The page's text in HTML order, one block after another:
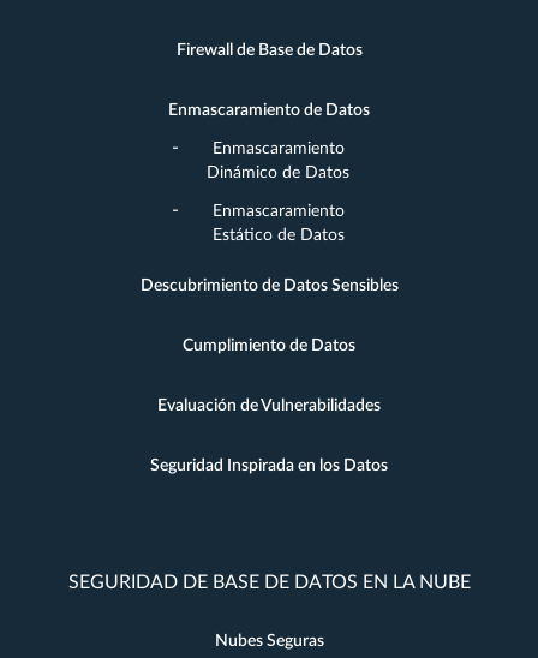
Firewall de Base de Datos
Enmascaramiento de Datos
Enmascaramiento
Dinámico de Datos
Enmascaramiento
Estático de Datos
Descubrimiento de Datos Sensibles
Cumplimiento de Datos
Evaluación de Vulnerabilidades
Seguridad Inspirada en los Datos
SEGURIDAD DE BASE DE DATOS EN LA NUBE
Nubes Seguras